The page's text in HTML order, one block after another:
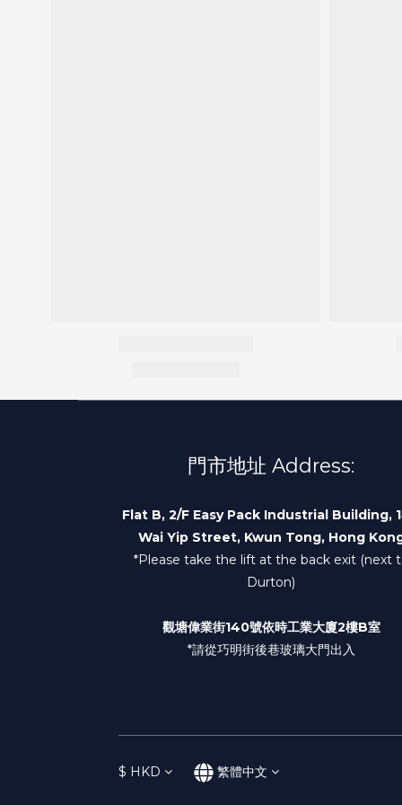
門市地址 Address:
Flat B, 2/F Easy Pack Industrial Building,
Wai Yip Street, Kwun Tong, Hong
*Please take the lift at the back exit (next
Durton)
觀塘偉業街140號依時工業大廈2樓B室
*請從巧明街後巷玻璃大門出入
$ HKD 繁體中文